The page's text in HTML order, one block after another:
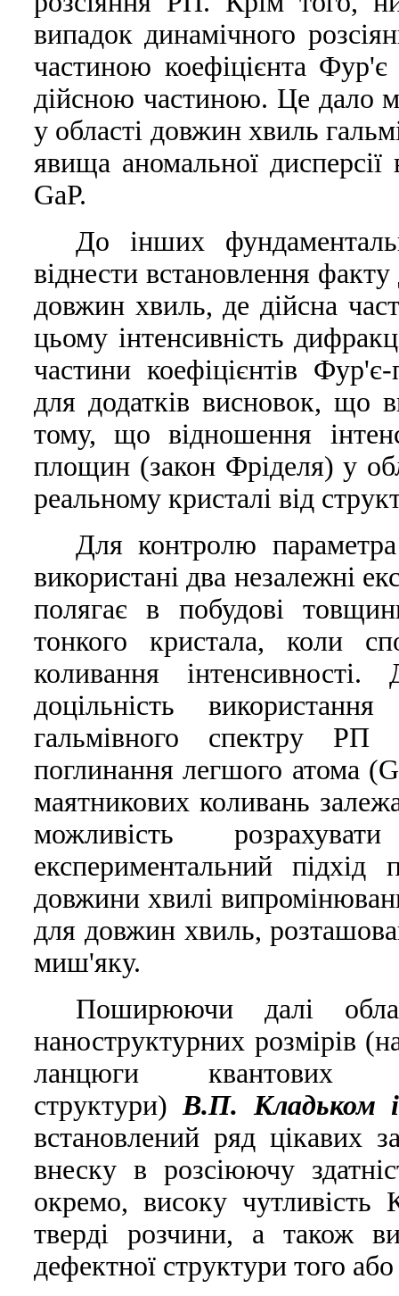
випадок динамiчного
частиною коефiцiєнта Фур'є
дiйсною частиною. Це дало
у областi довжин хвиль
явища аномальної
GaP.
До iнших
вiднести встановлення
довжин хвиль, де дiйсна
цьому iнтенсивнiсть
частини коефiцiєнтiв
для додаткiв висновок, що
тому, що вiдношення
площин (закон Фрiделя) у
реальному кристалi вiд
Для контролю
використанi два незалежнi
полягає в побудовi
тонкого кристала, коли
коливання
доцiльнiсть
гальмiвного спектру РП
поглинання легшого атома
маятникових коливань
можливiсть
експериментальний пiдхiд
довжини хвилi
для довжин хвиль,
миш'яку.
Поширюючи далi
наноструктурних розмiрiв
ланцюги квантових
структури)В.П. Кладьком
встановлений ряд цiкавих
внеску в розсiюючу
окремо, високу
твердi розчини, а також
дефектної структури того